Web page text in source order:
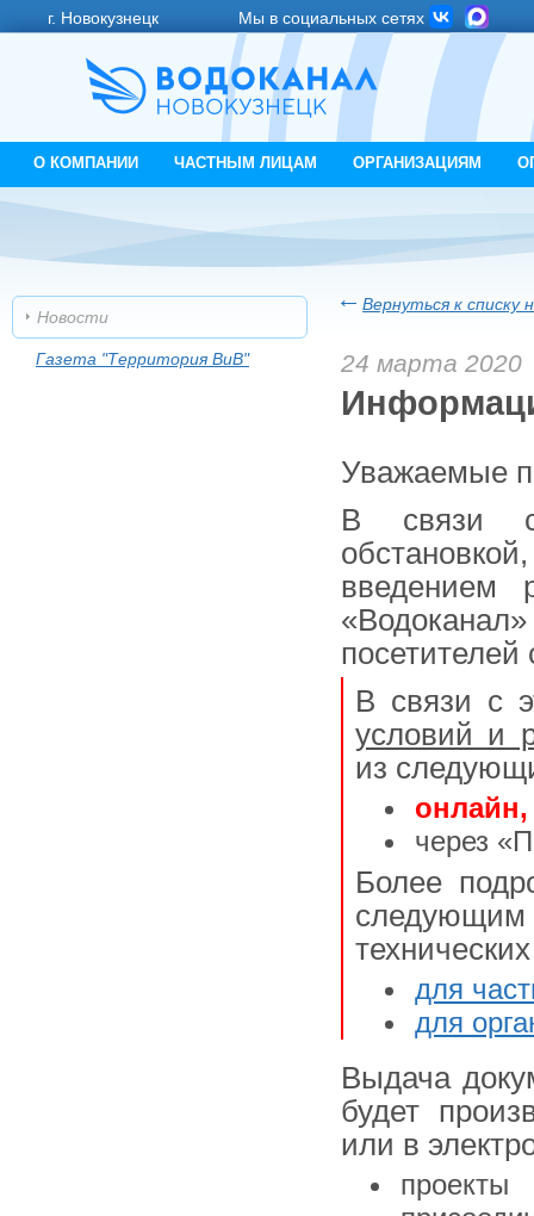
г. Новокузнецк Мы в социальных сетях
О КОМПАНИИ ЧАСТНЫМ ЛИЦАМ ОРГАНИЗАЦИЯМ
Новости
Газета "Территория ВиВ"
Вернуться к списку
24 марта 2020
Уважаемые
В связи с
введением
посетителей
В связи с
условий и
из
онлайн,
через
Более
следующим
для
для
Выдача
будет
или в
проекты